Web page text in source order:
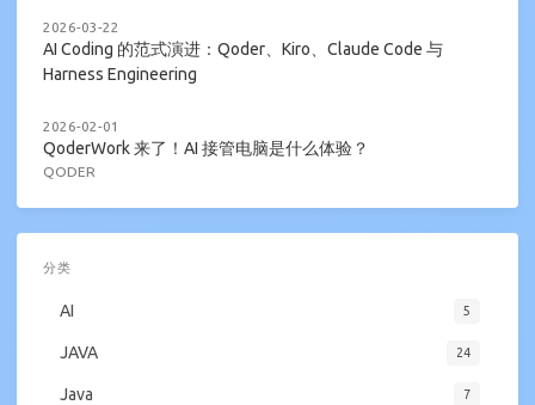
2026-03-22
AI Coding 的范式演进：Qoder、Kiro、Claude Code 与
Harness Engineering
2026-02-01
QoderWork 来了！AI 接管电脑是什么体验？
QODER
分类
AI 5
JAVA 24
Java 7